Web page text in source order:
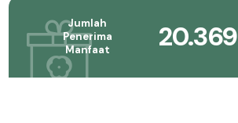
Jumlah
Penerima
Manfaat
20.369